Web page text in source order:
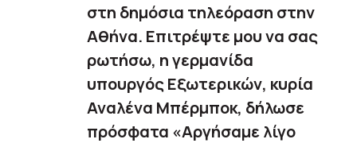
στη δημόσια τηλεόραση στην
Αθήνα. Επιτρέψτε μου να σας
ρωτήσω, η γερμανίδα
υπουργός Εξωτερικών, κυρία
Αναλένα Μπέρμποκ, δήλωσε
πρόσφατα «Αργήσαμε λίγο